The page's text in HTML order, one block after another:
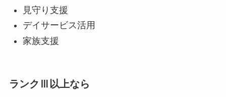
見守り支援
デイサービス活用
家族支援
ランクⅢ以上なら